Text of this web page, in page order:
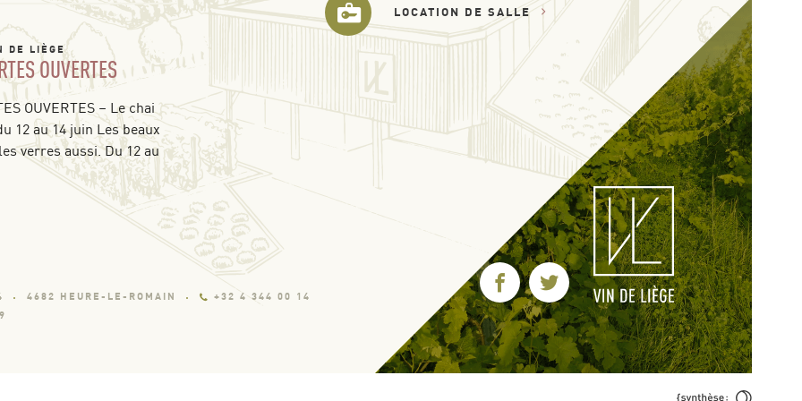
DE LIÈGE
OUVERTES
OUVERTES – Le chai
12 au 14 juin Les beaux
verres aussi. Du 12 au
LOCATION DE SALLE
4682 HEURE-LE-ROMAIN
+32 4 344 00 14